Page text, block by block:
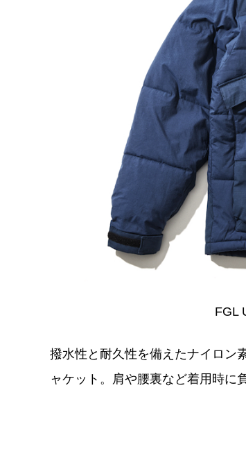
FGL
撥水性と耐久性を備えたナイロン
ャケット。肩や腰裏など着用時に